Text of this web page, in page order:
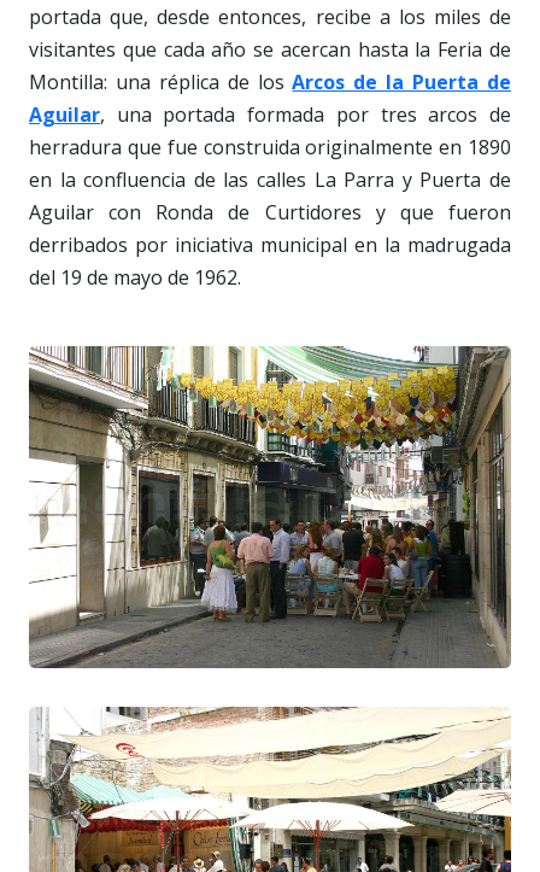
portada que, desde entonces, recibe a los miles de
visitantes que cada año se acercan hasta la Feria de
Montilla: una réplica de losArcos de la Puerta de
Aguilar, una portada formada por tres arcos de
herradura que fue construida originalmente en 1890
en la confluencia de las calles La Parra y Puerta de
Aguilar con Ronda de Curtidores y que fueron
derribados por iniciativa municipal en la madrugada
del 19 de mayo de 1962.